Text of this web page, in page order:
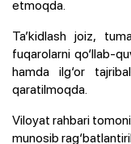
etmoqda.
Ta’kidlash joiz,
fuqarolarni qo‘llab-
hamda ilg‘or
qaratilmoqda.
Viloyat rahbari
munosib